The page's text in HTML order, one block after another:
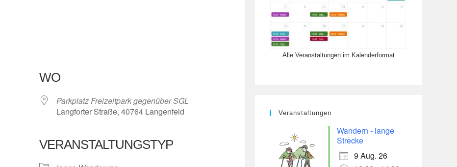
Google Kalender Office 365 Outlook Live
WO
Parkplatz Freizeitpark gegenüber SGL
Langforter Straße, 40764 Langenfeld
VERANSTALTUNGSTYP
Alle Veranstaltungen im Kalenderformat
Veranstaltungen
Wandern - lange
Strecke
9 Aug. 26